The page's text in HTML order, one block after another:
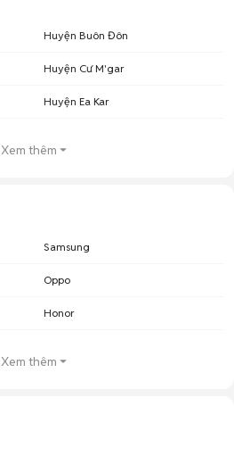
Huyện Buôn Đôn
Huyện Cư M'gar
Huyện Ea Kar
Xem thêm
Samsung
Oppo
Honor
Xem thêm